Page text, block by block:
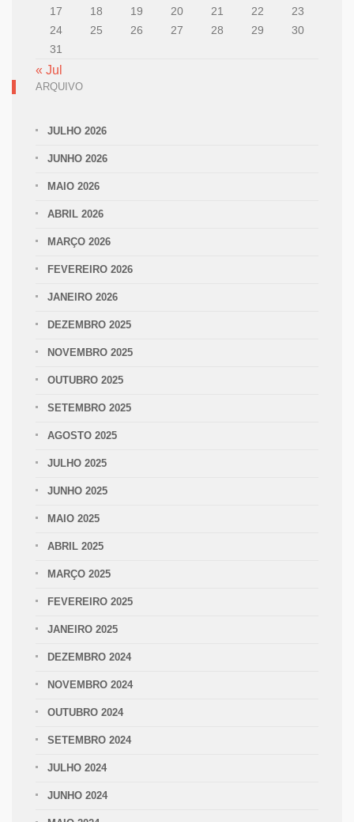
17
18 19 20 21 22
23
24
25 26 27 28 29
30
31
« Jul
ARQUIVO
JULHO 2026
JUNHO 2026
MAIO 2026
ABRIL 2026
MARÇO 2026
FEVEREIRO 2026
JANEIRO 2026
DEZEMBRO 2025
NOVEMBRO 2025
OUTUBRO 2025
SETEMBRO 2025
AGOSTO 2025
JULHO 2025
JUNHO 2025
MAIO 2025
ABRIL 2025
MARÇO 2025
FEVEREIRO 2025
JANEIRO 2025
DEZEMBRO 2024
NOVEMBRO 2024
OUTUBRO 2024
SETEMBRO 2024
JULHO 2024
JUNHO 2024